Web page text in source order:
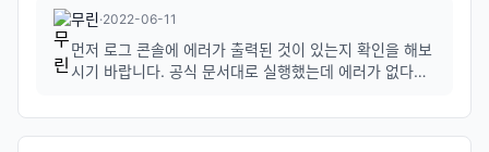
와 작성했던 코드입니다. class MainActivity : AppCompatActi
vity() { //파이어베이스 파이어스토어 초기화 val db = Firebase.
firestore val user = hashMapOf( "first" to "Ada", "last" to
nstanceState: Bundle?) { super.onCreate(savedInstanceSt
ate) setContentView(R.layout.activity_main) db.collection
무린 ·2022-06-11
먼저 로그 콘솔에 에러가 출력된 것이 있는지 확인을 해보
시기 바랍니다. 공식 문서대로 실행했는데 에러가 없다면
ass MainActivity : AppCompatActivity() { val db =
Firebase.firestore val user = hash...